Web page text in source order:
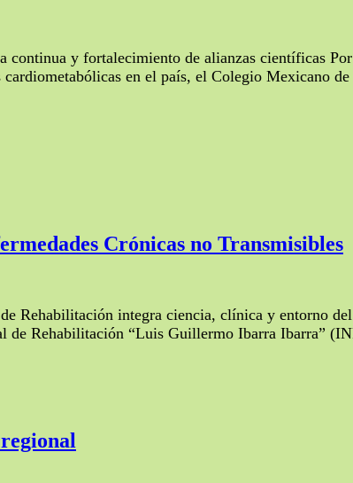
continua y fortalecimiento de alianzas científicas
en el país, el Colegio Mexicano
Crónicas no Transmisibles
Rehabilitación integra ciencia, clínica y entorno
Rehabilitación “Luis Guillermo Ibarra Ibarra”